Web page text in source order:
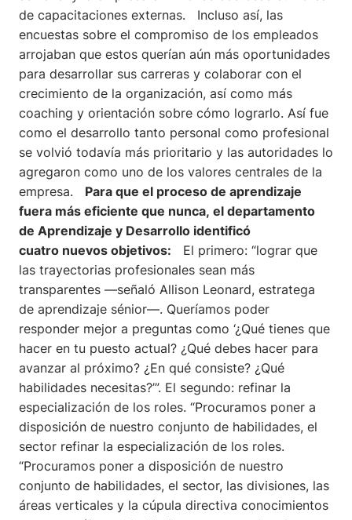
de capacitaciones externas. Incluso así, las
encuestas sobre el compromiso de los empleados
arrojaban que estos querían aún más oportunidades
para desarrollar sus carreras y colaborar con el
crecimiento de la organización, así como más
coaching y orientación sobre cómo lograrlo. Así fue
como el desarrollo tanto personal como profesional
se volvió todavía más prioritario y las autoridades lo
agregaron como uno de los valores centrales de la
empresa. Para que el proceso de aprendizaje
fuera más eficiente que nunca, el departamento
de Aprendizaje y Desarrollo identificó
cuatro nuevos objetivos: El primero: “lograr que
las trayectorias profesionales sean más
transparentes —señaló Allison Leonard, estratega
de aprendizaje sénior—. Queríamos poder
responder mejor a preguntas como ‘¿Qué tienes que
hacer en tu puesto actual? ¿Qué debes hacer para
avanzar al próximo? ¿En qué consiste? ¿Qué
habilidades necesitas?’”. El segundo: refinar la
especialización de los roles. “Procuramos poner a
disposición de nuestro conjunto de habilidades, el
sector refinar la especialización de los roles.
“Procuramos poner a disposición de nuestro
conjunto de habilidades, el sector, las divisiones, las
áreas verticales y la cúpula directiva conocimientos